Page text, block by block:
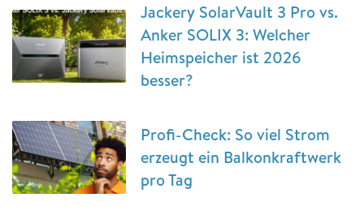
Jackery SolarVault 3 Pro vs.
Anker SOLIX 3: Welcher
Heimspeicher ist 2026
besser?
Profi-Check: So viel Strom
erzeugt ein Balkonkraftwerk
pro Tag